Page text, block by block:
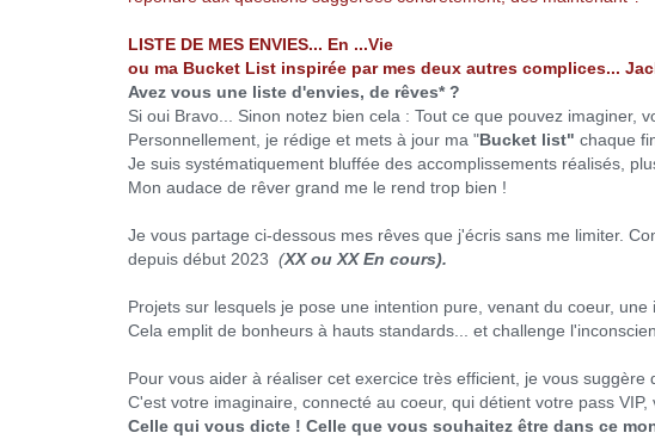
LISTE DE MES ENVIES... En ...Vie
ou ma Bucket List inspirée par mes deux autres complices...
Avez vous une liste d'envies, de rêves* ?
Si oui Bravo... Sinon notez bien cela : Tout ce que pouvez imaginer,
Personnellement, je rédige et mets à jour ma "Bucket list" chaque
Je suis systématiquement bluffée des accomplissements réalisés,
Mon audace de rêver grand me le rend trop bien !
Je vous partage ci-dessous mes rêves que j'écris sans me limiter.
depuis début 2023 (XX ou XX En cours).
Projets sur lesquels je pose une intention pure, venant du coeur,
Cela emplit de bonheurs à hauts standards... et challenge
Pour vous aider à réaliser cet exercice très efficient, je vous
C'est votre imaginaire, connecté au coeur, qui détient votre pass
Celle qui vous dicte ! Celle que vous souhaitez être dans ce